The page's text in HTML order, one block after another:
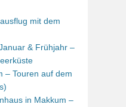
mit dem
& Frühjahr –
– Touren auf dem
in Makkum –